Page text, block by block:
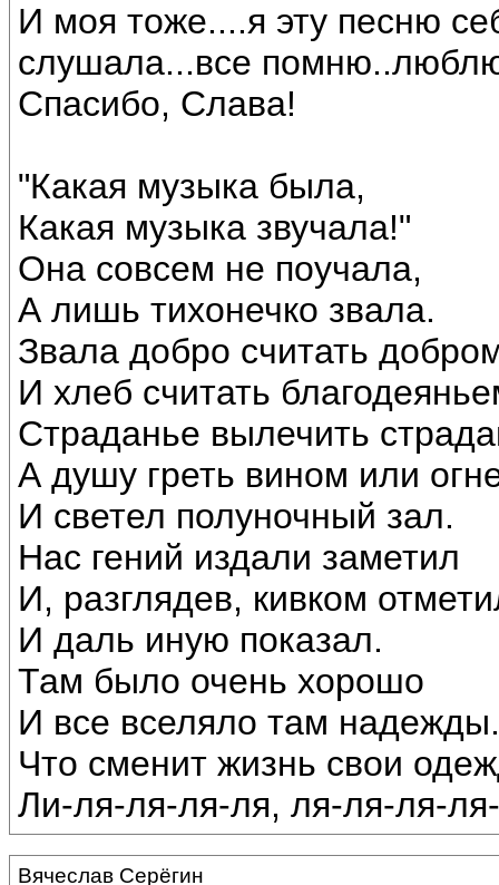
И моя тоже....я эту песню
слушала...все
Спасибо, Слава!
"Какая музыка была,
Какая музыка звучала!"
Она совсем не поучала,
А лишь тихонечко звала.
Звала добро считать
И хлеб считать
Страданье вылечить
А душу греть вином или
И светел полуночный зал.
Нас гений издали заметил
И, разглядев, кивком
И даль иную показал.
Там было очень хорошо
И все вселяло там надежды.
Что сменит жизнь свои
Ли-ля-ля-ля-ля, ля-ля-ля-
Вячеслав Серёгин